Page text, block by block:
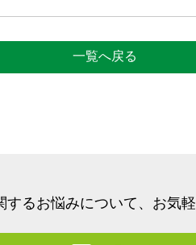
一覧へ戻る
るお悩みについて、 お気